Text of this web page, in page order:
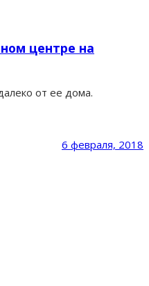
центре на
от ее дома.
6 февраля, 2018